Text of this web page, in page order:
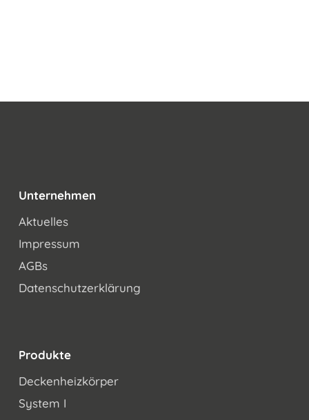
Unternehmen
Aktuelles
Impressum
AGBs
Datenschutzerklärung
Produkte
Deckenheizkörper
System I